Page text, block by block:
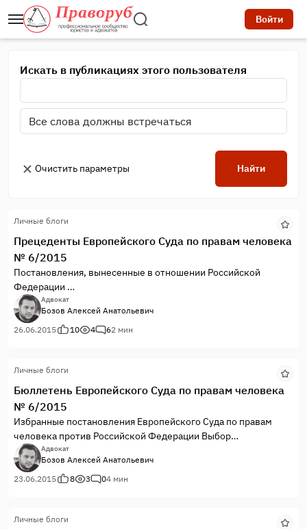
Войти
Искать в публикациях этого пользователя
Очистить параметры Найти
Личные блоги
Прецеденты Европейского Суда по правам человека
№ 6/2015
Постановления, вынесенные в отношении Российской
Федерации
Александр Валерьевич Казаков против Российской
Федерации [Aleksandr Valeryevich Kazakov v. Russia] (жалоба
№ 16412/06)
Адвокат
Бозов Алексей Анатольевич
26.06.2015
10 4 62 мин
Личные блоги
Бюллетень Европейского Суда по правам человека
№ 6/2015
Избранные постановления Европейского Суда по правам
человека против Российской Федерации Выбор
постановлений, публикуемых в номере, диктуется
важностью изложенных в них правовых позиций для
внутригосударственной судебной практики, а также
Адвокат
Бозов Алексей Анатольевич
23.06.2015
8 3 04 мин
Личные блоги